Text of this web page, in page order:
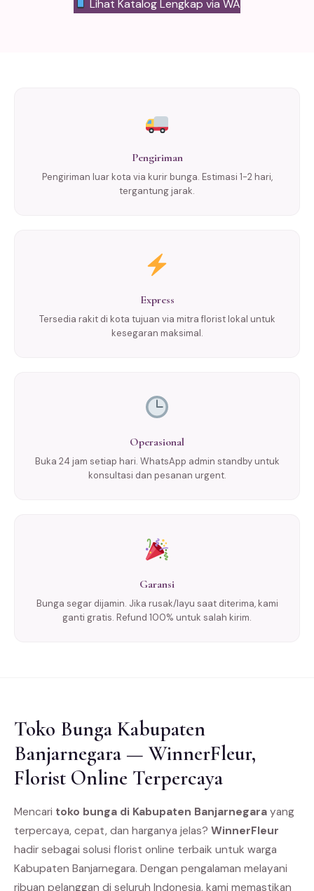
Lihat Katalog Lengkap via WA
Pengiriman
Pengiriman luar kota via kurir bunga. Estimasi 1-2 hari,
tergantung jarak.
Express
Tersedia rakit di kota tujuan via mitra florist lokal untuk
kesegaran maksimal.
Operasional
Buka 24 jam setiap hari. WhatsApp admin standby untuk
konsultasi dan pesanan urgent.
Garansi
Bunga segar dijamin. Jika rusak/layu saat diterima, kami
ganti gratis. Refund 100% untuk salah kirim.
Toko Bunga Kabupaten
Banjarnegara — WinnerFleur,
Florist Online Terpercaya
Mencari toko bunga di Kabupaten Banjarnegara yang
terpercaya, cepat, dan harganya jelas? WinnerFleur
hadir sebagai solusi florist online terbaik untuk warga
Kabupaten Banjarnegara. Dengan pengalaman melayani
ribuan pelanggan di seluruh Indonesia, kami memastikan